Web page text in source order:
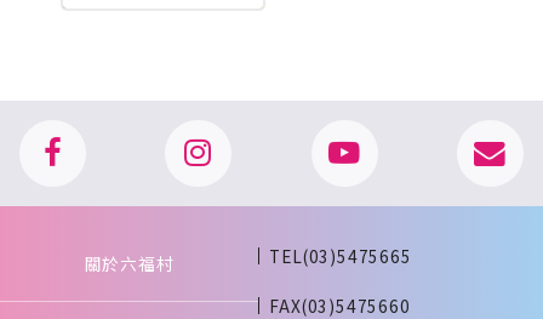
關於六福村 TEL(03)5475665
FAX(03)5475660